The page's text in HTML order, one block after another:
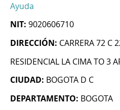
Ayuda
NIT: 9020606710
DIRECCIÓN: CARRERA 72 C
RESIDENCIAL LA CIMA TO 3
CIUDAD: BOGOTA D C
DEPARTAMENTO: BOGOTA